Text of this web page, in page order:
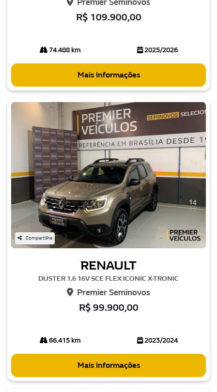
Premier Seminovos
R$ 109.900,00
74.488 km 2025/2026
Mais informações
Compartilhe
RENAULT
DUSTER 1.6 16V SCE FLEX ICONIC X-TRONIC
Premier Seminovos
R$ 99.900,00
66.415 km 2023/2024
Mais informações